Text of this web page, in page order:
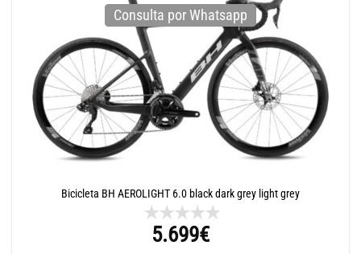
Consulta por Whatsapp
Bicicleta BH AEROLIGHT 6.0 black dark grey light grey
5.699€